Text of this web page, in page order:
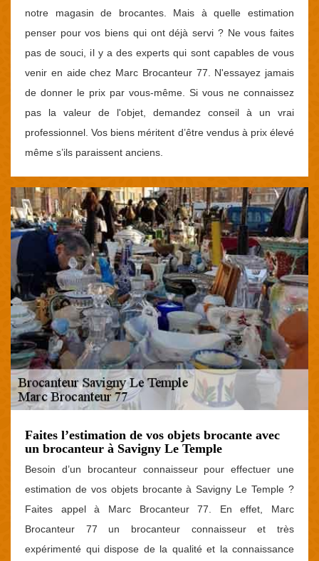
notre magasin de brocantes. Mais à quelle estimation
penser pour vos biens qui ont déjà servi ? Ne vous faites
pas de souci, il y a des experts qui sont capables de vous
venir en aide chez Marc Brocanteur 77. N'essayez jamais
de donner le prix par vous-même. Si vous ne connaissez
pas la valeur de l'objet, demandez conseil à un vrai
professionnel. Vos biens méritent d’être vendus à prix élevé
même s’ils paraissent anciens.
Faites l’estimation de vos objets brocante avec
un brocanteur à Savigny Le Temple
Besoin d’un brocanteur connaisseur pour effectuer une
estimation de vos objets brocante à Savigny Le Temple ?
Faites appel à Marc Brocanteur 77. En effet, Marc
Brocanteur 77 un brocanteur connaisseur et très
expérimenté qui dispose de la qualité et la connaissance